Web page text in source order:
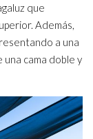
que
Además,
a una
cama doble y